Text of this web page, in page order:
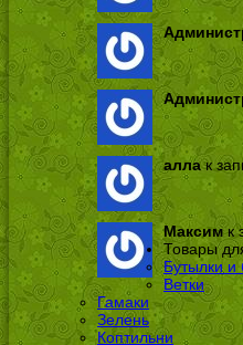
аллак
Максимк
Товары
Бутылки и
Ветки
Гамаки
Зелень
Коптильни